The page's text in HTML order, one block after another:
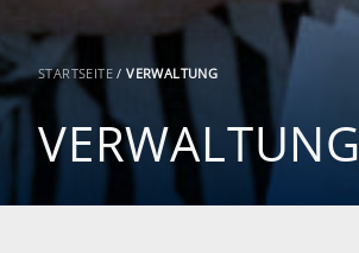
STARTSEITE /VERWALTUNG
VERWALTUNG